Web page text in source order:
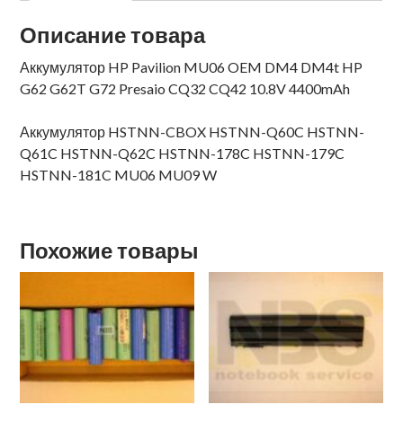
Описание товара
Аккумулятор HP Pavilion MU06 OEM DM4 DM4t HP
G62 G62T G72 Presaio CQ32 CQ42 10.8V 4400mAh
Аккумулятор HSTNN-CBOX HSTNN-Q60C HSTNN-
Q61C HSTNN-Q62C HSTNN-178C HSTNN-179C
HSTNN-181C MU06 MU09 W
Похожие товары